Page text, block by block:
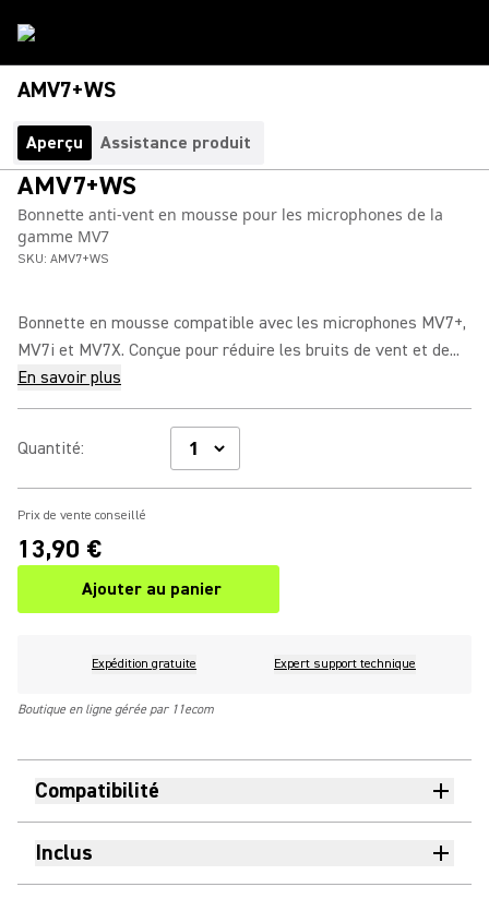
AMV7+WS
Aperçu Assistance produit
AMV7+WS
Bonnette anti-vent en mousse pour les microphones de la
gamme MV7
SKU: AMV7+WS
Bonnette en mousse compatible avec les microphones MV7+,
MV7i et MV7X. Conçue pour réduire les bruits de vent et de...
En savoir plus
Quantité:
Prix de vente conseillé
13,90 €
Ajouter au panier
Expédition gratuite Expert support technique
Boutique en ligne gérée par 11ecom
Compatibilité
Inclus